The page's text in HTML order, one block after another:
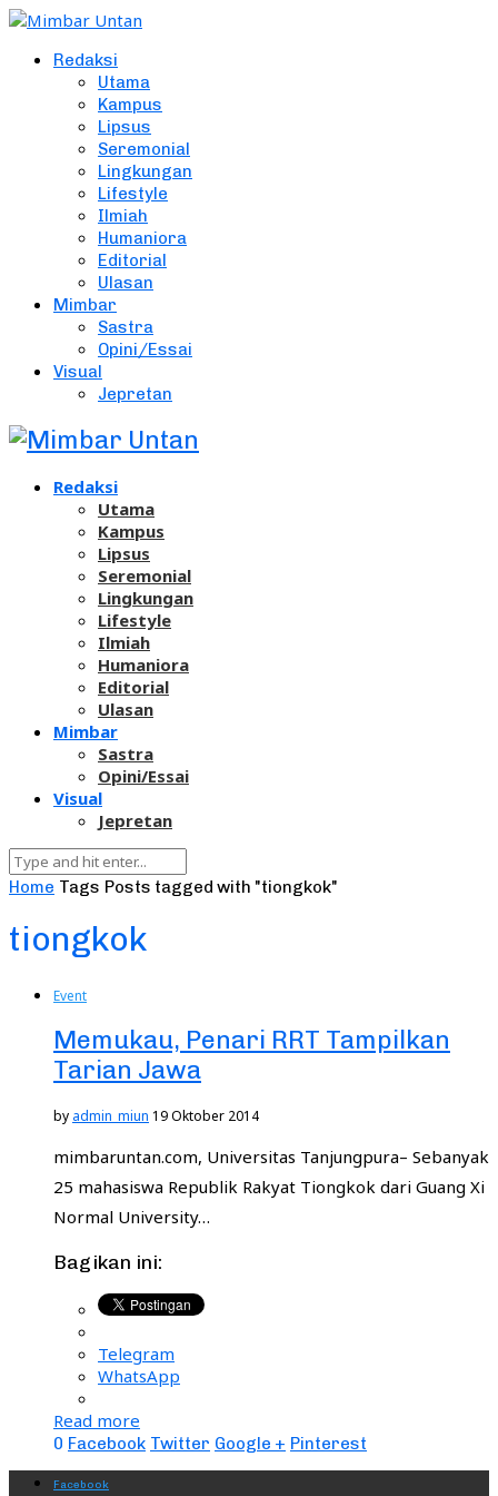
Redaksi
Utama
Kampus
Lipsus
Seremonial
Lingkungan
Lifestyle
Ilmiah
Humaniora
Editorial
Ulasan
Mimbar
Sastra
Opini/Essai
Visual
Jepretan
Redaksi
Utama
Kampus
Lipsus
Seremonial
Lingkungan
Lifestyle
Ilmiah
Humaniora
Editorial
Ulasan
Mimbar
Sastra
Opini/Essai
Visual
Jepretan
Home Tags Posts tagged with "tiongkok"
tiongkok
Event
Memukau, Penari RRT Tampilkan
Tarian Jawa
by admin_miun 19 Oktober 2014
mimbaruntan.com, Universitas Tanjungpura– Sebanyak
25 mahasiswa Republik Rakyat Tiongkok dari Guang Xi
Normal University…
Bagikan ini:
Telegram
WhatsApp
Read more
0 Facebook Twitter Google + Pinterest
Facebook